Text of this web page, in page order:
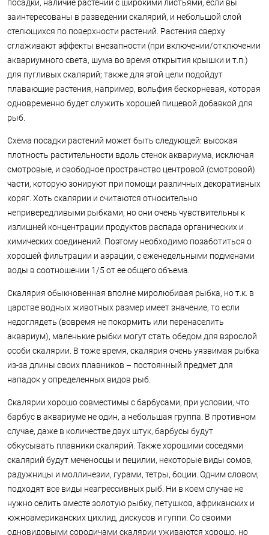
посадки, наличие растений с широкими листьями, если вы
заинтересованы в разведении скалярий, и небольшой слой
стелющихся по поверхности растений. Растения сверху
сглаживают эффекты внезапности (при включении/отключении
аквариумного света, шума во время открытия крышки и т.п.)
для пугливых скалярий; также для этой цели подойдут
плавающие растения, например, вольфия бескорневая, которая
одновременно будет служить хорошей пищевой добавкой для
рыб.
Схема посадки растений может быть следующей: высокая
плотность растительности вдоль стенок аквариума, исключая
смотровые, и свободное пространство центровой (смотровой)
части, которую зонируют при помощи различных декоративных
коряг. Хоть скалярии и считаются относительно
непривередливыми рыбками, но они очень чувствительны к
излишней концентрации продуктов распада органических и
химических соединений. Поэтому необходимо позаботиться о
хорошей фильтрации и аэрации, с еженедельными подменами
воды в соотношении 1/5 от ее общего объема.
Скалярия обыкновенная вполне миролюбивая рыбка, но т.к. в
царстве водных животных размер имеет значение, то если
недоглядеть (вовремя не покормить или перенаселить
аквариум), маленькие рыбки могут стать обедом для взрослой
особи скалярии. В тоже время, скалярия очень уязвимая рыбка
из-за длины своих плавников – постоянный предмет для
нападок у определенных видов рыб.
Скалярии хорошо совместимы с барбусами, при условии, что
барбус в аквариуме не один, а небольшая группа. В противном
случае, даже в количестве двух штук, барбусы будут
обкусывать плавники скалярий. Также хорошими соседями
скалярий будут меченосцы и пецилии, некоторые виды сомов,
радужницы и моллинезии, гурами, тетры, боции. Одним словом,
подходят все виды неагрессивных рыб. Ни в коем случае не
нужно селить вместе золотую рыбку, петушков, африканских и
южноамериканских цихлид, дискусов и гуппи. Со своими
одновидовыми сородичами скалярии уживаются хорошо, но